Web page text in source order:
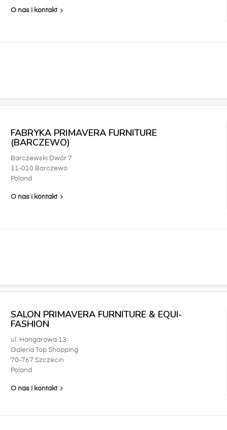
O nas i kontakt
FABRYKA PRIMAVERA FURNITURE
(BARCZEWO)
Barczewski Dwór 7
11-010 Barczewo
Poland
O nas i kontakt
SALON PRIMAVERA FURNITURE & EQUI-
FASHION
ul. Hangarowa 13
Galeria Top Shopping
70-767 Szczecin
Poland
O nas i kontakt